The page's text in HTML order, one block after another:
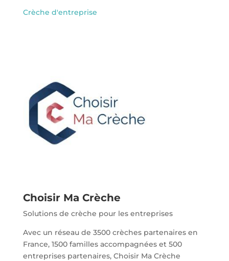
Crèche d'entreprise
Choisir Ma Crèche
Solutions de crèche pour les entreprises
Avec un réseau de 3500 crèches partenaires en
France, 1500 familles accompagnées et 500
entreprises partenaires, Choisir Ma Crèche